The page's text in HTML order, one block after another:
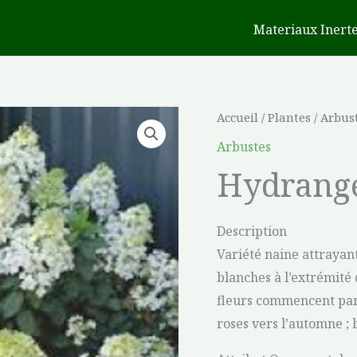
Materiaux
Accueil / Plantes /
Arbustes
Description
Variété naine
blanches à
fleurs commencent
roses vers l’automne